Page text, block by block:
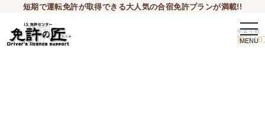
短期で運転免許が取得できる大人気の合宿免許プランが満載!!
卒業生数
累計10